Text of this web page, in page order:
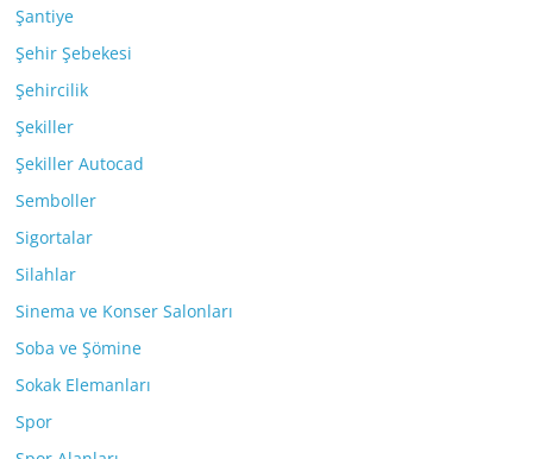
Şantiye
Şehir Şebekesi
Şehircilik
Şekiller
Şekiller Autocad
Semboller
Sigortalar
Silahlar
Sinema ve Konser Salonları
Soba ve Şömine
Sokak Elemanları
Spor